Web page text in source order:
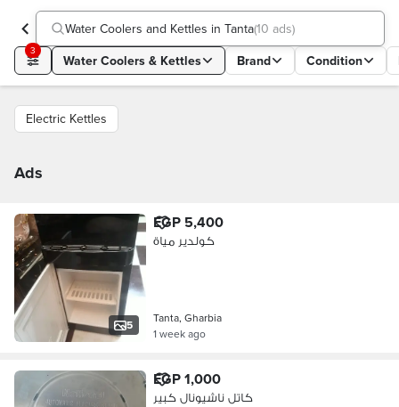
Water Coolers and Kettles in Tanta(10 ads)
3
Water Coolers & Kettles Brand Condition
Electric Kettles
Ads
5
EGP 5,400
كولدير مياة
Tanta, Gharbia
1 week ago
EGP 1,000
كاتل ناشيونال كبير